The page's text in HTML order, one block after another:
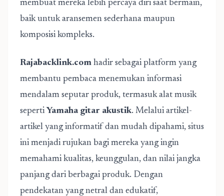
membuat mereka lebih percaya diri saat bermain,
baik untuk aransemen sederhana maupun
komposisi kompleks.
Rajabacklink.com hadir sebagai platform yang
membantu pembaca menemukan informasi
mendalam seputar produk, termasuk alat musik
seperti Yamaha gitar akustik. Melalui artikel-
artikel yang informatif dan mudah dipahami, situs
ini menjadi rujukan bagi mereka yang ingin
memahami kualitas, keunggulan, dan nilai jangka
panjang dari berbagai produk. Dengan
pendekatan yang netral dan edukatif,